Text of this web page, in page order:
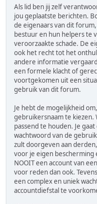
Als lid ben jij zelf
jou geplaatste berichten.
de eigenaars van dit
bestuur en hun helpers te
veroorzaakte schade. De
ook het recht tot het
andere informatie
een formele klacht of
voortgekomen uit een
gebruik van dit forum.
Je hebt de mogelijkheid
gebruikersnaam te kiezen.
passend te houden. Je
wachtwoord van de
zult doorgeven aan
voor je eigen bescherming
NOOIT een account van
voor reden dan ook.
een complex en uniek
accountdiefstal te